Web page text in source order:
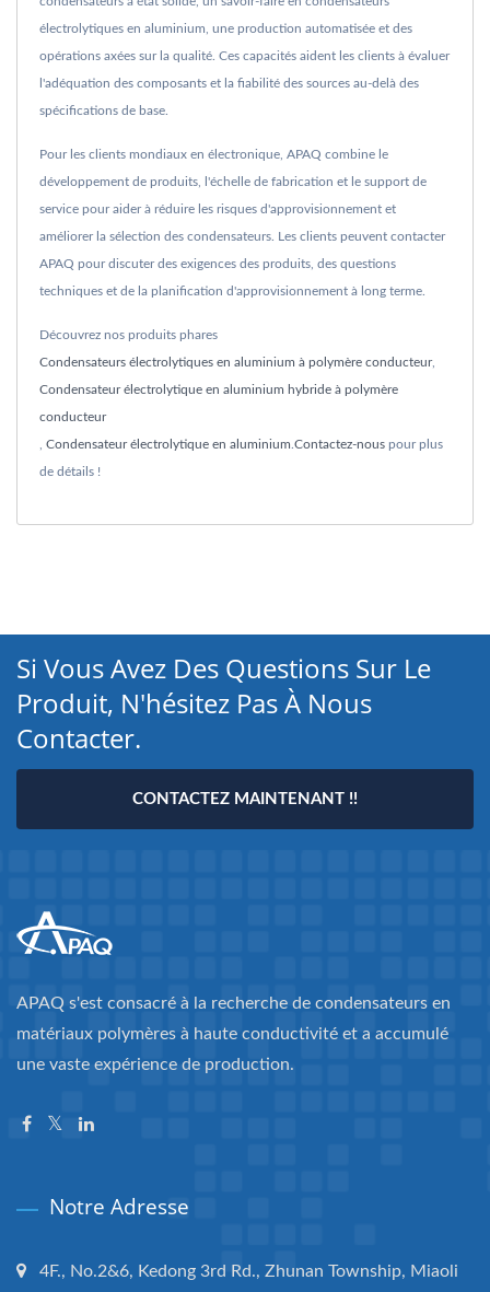
électrolytiques en aluminium, une production automatisée et des
opérations axées sur la qualité. Ces capacités aident les clients à évaluer
l'adéquation des composants et la fiabilité des sources au-delà des
spécifications de base.
Pour les clients mondiaux en électronique, APAQ combine le
développement de produits, l'échelle de fabrication et le support de
service pour aider à réduire les risques d'approvisionnement et
améliorer la sélection des condensateurs. Les clients peuvent contacter
APAQ pour discuter des exigences des produits, des questions
techniques et de la planification d'approvisionnement à long terme.
Découvrez nos produits phares
Condensateurs électrolytiques en aluminium à polymère conducteur,
Condensateur électrolytique en aluminium hybride à polymère
conducteur
Condensateur électrolytique en aluminium Contactez-nous pour plus
de détails !
Si Vous Avez Des Questions Sur Le
Produit, N'hésitez Pas À Nous
Contacter.
CONTACTEZ MAINTENANT !!
APAQ s'est consacré à la recherche de condensateurs en
matériaux polymères à haute conductivité et a accumulé
une vaste expérience de production.
Notre Adresse
4F., No.2&6, Kedong 3rd Rd., Zhunan Township, Miaoli